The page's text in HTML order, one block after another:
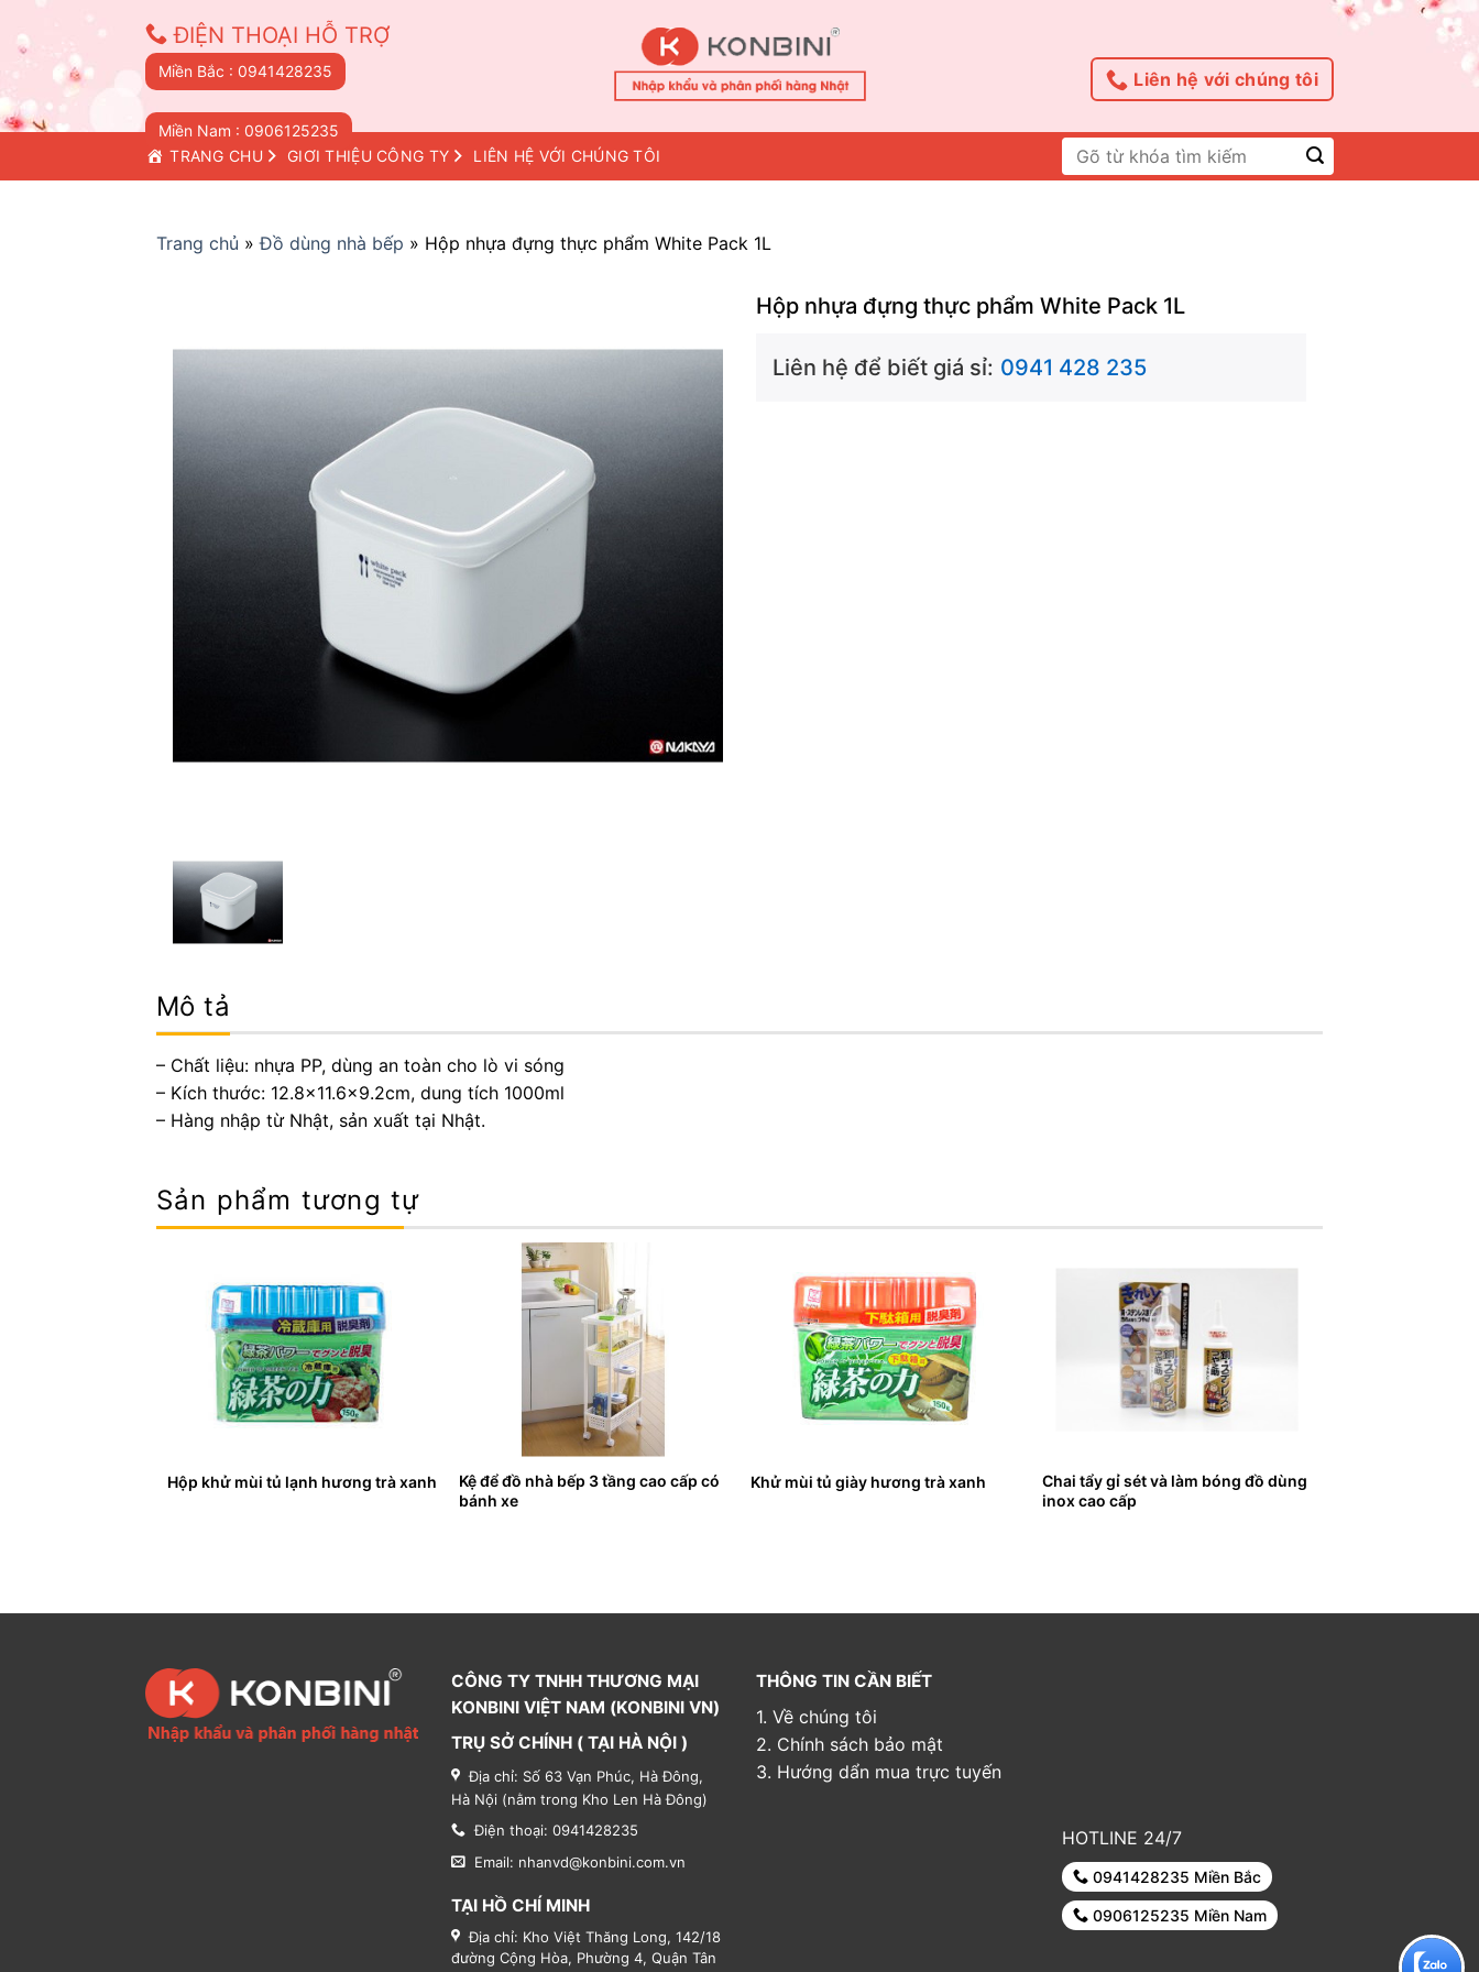
content
ĐIỆN THOẠI HỖ TRỢ
Miền Bắc : 0941428235
Miền Nam : 0906125235
Liên hệ với chúng tôi
TRANG CHỦ GIỚI THIỆU CÔNG TY LIÊN HỆ VỚI CHÚNG TÔI
Tìm
kiếm:
Trang chủ »Đồ dùng nhà bếp » Hộp nhựa đựng thực phẩm White Pack 1L
Hộp nhựa đựng thực phẩm White Pack 1L
Liên hệ để biết giá sỉ: 0941 428 235
Mô tả
– Chất liệu: nhựa PP, dùng an toàn cho lò vi sóng
– Kích thước: 12.8×11.6×9.2cm, dung tích 1000ml
– Hàng nhập từ Nhật, sản xuất tại Nhật.
Sản phẩm tương tự
Hộp khử mùi tủ lạnh hương trà xanh
Kệ để đồ nhà bếp 3 tầng cao cấp có
bánh xe
Khử mùi tủ giày hương trà xanh
Chai tẩy gỉ sét và làm bóng đồ dùng
inox cao cấp
CÔNG TY TNHH THƯƠNG MẠI
KONBINI VIỆT NAM (KONBINI VN)
TRỤ SỞ CHÍNH ( TẠI HÀ NỘI )
Địa chỉ: Số 63 Vạn Phúc, Hà Đông,
Hà Nội (nằm trong Kho Len Hà Đông)
Điện thoại: 0941428235
Email: nhanvd@konbini.com.vn
TẠI HỒ CHÍ MINH
Địa chỉ: Kho Việt Thăng Long, 142/18
đường Cộng Hòa, Phường 4, Quận Tân
THÔNG TIN CẦN BIẾT
1. Về chúng tôi
2. Chính sách bảo mật
3. Hướng dẩn mua trực tuyến
HOTLINE 24/7
0941428235 Miền Bắc
0906125235 Miền Nam